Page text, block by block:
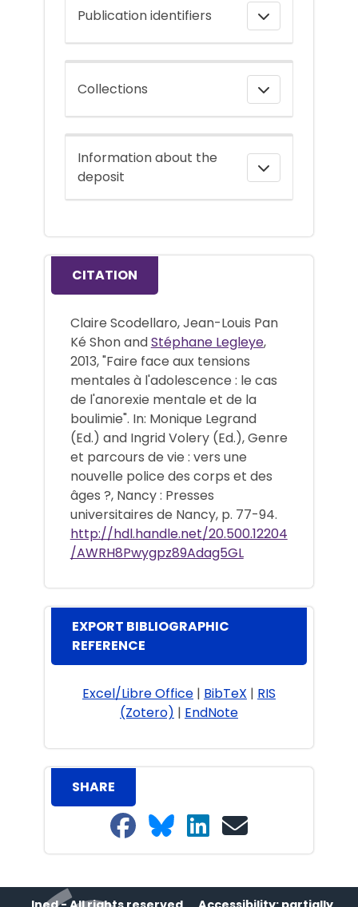
Publication identifiers
Collections
Information about the
deposit
CITATION
Claire Scodellaro, Jean-Louis Pan
Ké Shon andStéphane Legleye,
2013, "Faire face aux tensions
mentales à l'adolescence : le cas
de l'anorexie mentale et de la
boulimie". In: Monique Legrand
(Ed.) and Ingrid Volery (Ed.), Genre
et parcours de vie : vers une
nouvelle police des corps et des
âges ?, Nancy : Presses
universitaires de Nancy, p. 77-94.
http://hdl.handle.net/20.500.12204
/AWRH8Pwygpz89Adag5GL
EXPORT BIBLIOGRAPHIC
REFERENCE
Excel/Libre Office | BibTeX | RIS
(Zotero) | EndNote
SHARE
Share on Facebook
Share on Bluesky
Share on LinkedIn